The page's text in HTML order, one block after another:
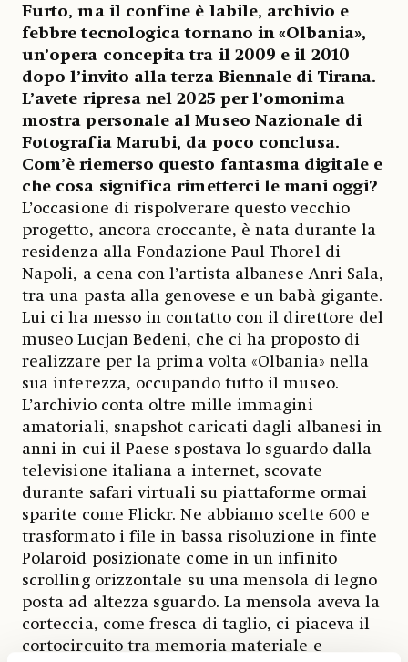
Furto, ma il confine è labile, archivio e
febbre tecnologica tornano in «Olbania»,
un’opera concepita tra il 2009 e il 2010
dopo l’invito alla terza Biennale di Tirana.
L’avete ripresa nel 2025 per l’omonima
mostra personale al Museo Nazionale di
Fotografia Marubi, da poco conclusa.
Com’è riemerso questo fantasma digitale e
che cosa significa rimetterci le mani oggi?
L’occasione di rispolverare questo vecchio
progetto, ancora croccante, è nata durante la
residenza alla Fondazione Paul Thorel di
Napoli, a cena con l’artista albanese Anri Sala,
tra una pasta alla genovese e un babà gigante.
Lui ci ha messo in contatto con il direttore del
museo Lucjan Bedeni, che ci ha proposto di
realizzare per la prima volta «Olbania» nella
sua interezza, occupando tutto il museo.
L’archivio conta oltre mille immagini
amatoriali, snapshot caricati dagli albanesi in
anni in cui il Paese spostava lo sguardo dalla
televisione italiana a internet, scovate
durante safari virtuali su piattaforme ormai
sparite come Flickr. Ne abbiamo scelte 600 e
trasformato i file in bassa risoluzione in finte
Polaroid posizionate come in un infinito
scrolling orizzontale su una mensola di legno
posta ad altezza sguardo. La mensola aveva la
corteccia, come fresca di taglio, ci piaceva il
cortocircuito tra memoria materiale e